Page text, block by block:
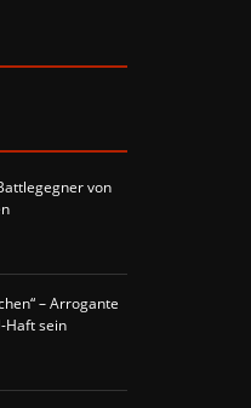
von
– Arrogante
Haft sein